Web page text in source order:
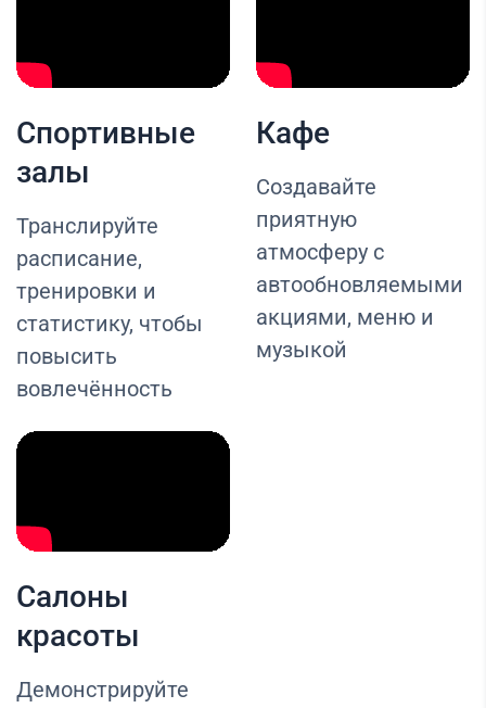
Спортивные
залы
Транслируйте
расписание,
тренировки и
статистику, чтобы
повысить
вовлечённость
Кафе
Создавайте
приятную
атмосферу с
автообновляемыми
акциями, меню и
музыкой
Салоны
красоты
Демонстрируйте